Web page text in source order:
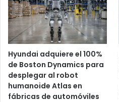
Hyundai adquiere el 100%
de Boston Dynamics para
desplegar al robot
humanoide Atlas en
fábricas de automóviles